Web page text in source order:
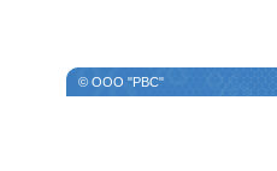
© ООО "РВС"